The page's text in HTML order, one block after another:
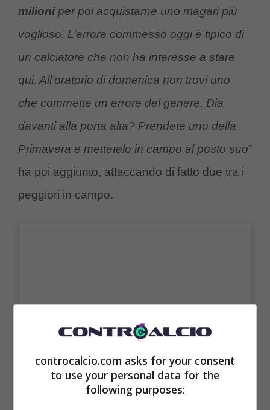
milioniper poi acquistarne uno magari più
voglioso. L’errore commesso oggi è tipico di
un calciatore che non ha interesse a stare
qui. All’oratorio di domenica non trovi uno
che commette un errore del genere. Dia
davanti alla porta alta? Prendete uno della
Primavera e mettetelo in campo al posto suo”
ha poi aggiunto, attaccando di fatto due tra i
peggiori in campo.
controcalcio.com asks for your consent
to use your personal data for the
following purposes: